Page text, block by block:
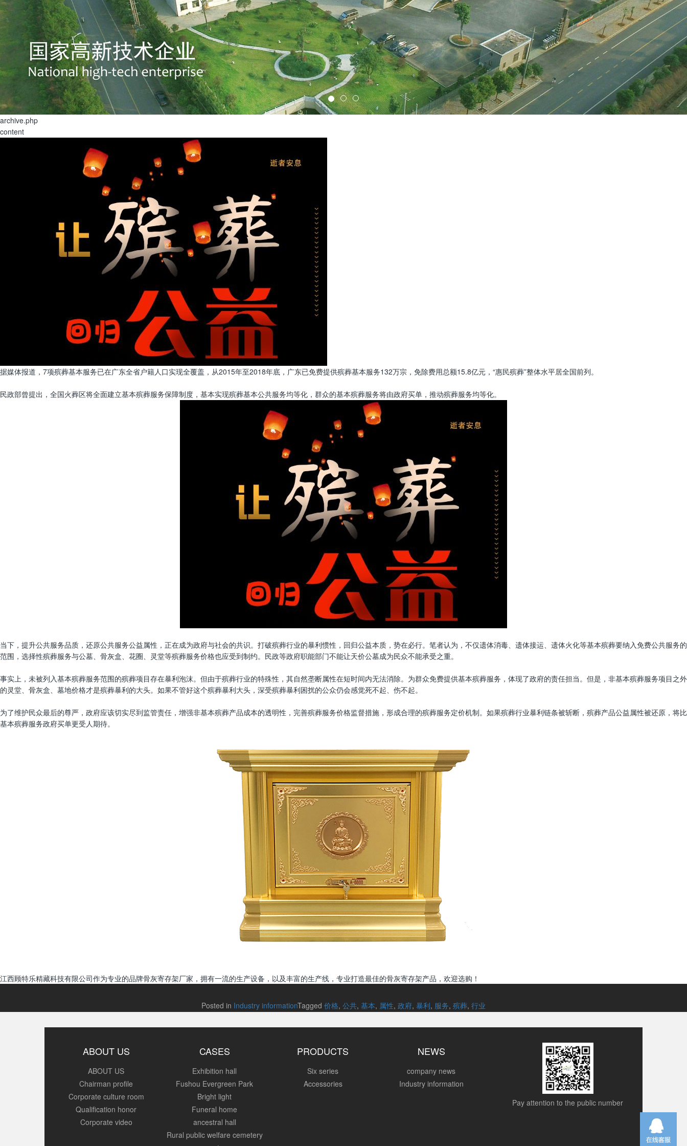
archive.php
content
据媒体报道，7项殡葬基本服务已在广东全省户籍人口实现全覆盖，从2015年至2018年底，广东已免费提供殡葬基本服务132万宗，免除费用总额15.8亿元，“惠民殡葬”整体水平居全国前列。
民政部曾提出，全国火葬区将全面建立基本殡葬服务保障制度，基本实现殡葬基本公共服务均等化，群众的基本殡葬服务将由政府买单，推动殡葬服务均等化。
当下，提升公共服务品质，还原公共服务公益属性，正在成为政府与社会的共识。打破殡葬行业的暴利惯性，回归公益本质，势在必行。笔者认为，不仅遗体消毒、遗体接运、遗体火化等基本殡葬要纳入免费公共服务的
范围，选择性殡葬服务与公墓、骨灰盒、花圈、灵堂等殡葬服务价格也应受到制约。民政等政府职能部门不能让天价公墓成为民众不能承受之重。
事实上，未被列入基本殡葬服务范围的殡葬项目存在暴利泡沫。但由于殡葬行业的特殊性，其自然垄断属性在短时间内无法消除。为群众免费提供基本殡葬服务，体现了政府的责任担当。但是，非基本殡葬服务项目之外
的灵堂、骨灰盒、墓地价格才是殡葬暴利的大头。如果不管好这个殡葬暴利大头，深受殡葬暴利困扰的公众仍会感觉死不起、伤不起。
为了维护民众最后的尊严，政府应该切实尽到监管责任，增强非基本殡葬产品成本的透明性，完善殡葬服务价格监督措施，形成合理的殡葬服务定价机制。如果殡葬行业暴利链条被斩断，殡葬产品公益属性被还原，将比
基本殡葬服务政府买单更受人期待。
江西顾特乐精藏科技有限公司作为专业的品牌骨灰寄存架厂家，拥有一流的生产设备，以及丰富的生产线，专业打造最佳的骨灰寄存架产品，欢迎选购！
Posted in Industry informationTagged 价格, 公共, 基本, 属性, 政府, 暴利, 服务, 殡葬, 行业
ABOUT US
ABOUT US
Chairman profile
Corporate culture room
Qualification honor
Corporate video
CASES
Exhibition hall
Fushou Evergreen Park
Bright light
Funeral home
ancestral hall
Rural public welfare cemetery
PRODUCTS
Six series
Accessories
NEWS
company news
Industry information
Pay attention to the public number